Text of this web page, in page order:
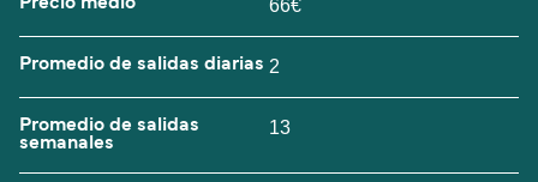
Precio medio 66€
Promedio de salidas diarias 2
Promedio de salidas
semanales
13